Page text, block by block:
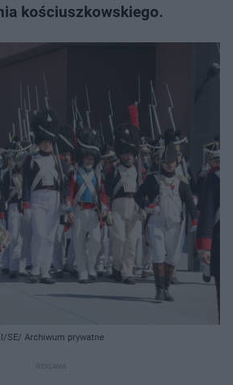
kościuszkowskiego.
SE/ Archiwum prywatne